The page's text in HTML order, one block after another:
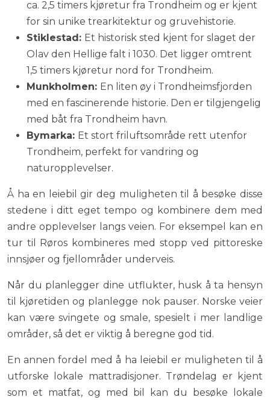
ca. 2,5 timers kjøretur fra Trondheim og er kjent
for sin unike trearkitektur og gruvehistorie.
Stiklestad: Et historisk sted kjent for slaget der
Olav den Hellige falt i 1030. Det ligger omtrent
1,5 timers kjøretur nord for Trondheim.
Munkholmen: En liten øy i Trondheimsfjorden
med en fascinerende historie. Den er tilgjengelig
med båt fra Trondheim havn.
Bymarka: Et stort friluftsområde rett utenfor
Trondheim, perfekt for vandring og
naturopplevelser.
Å ha en leiebil gir deg muligheten til å besøke disse
stedene i ditt eget tempo og kombinere dem med
andre opplevelser langs veien. For eksempel kan en
tur til Røros kombineres med stopp ved pittoreske
innsjøer og fjellområder underveis.
Når du planlegger dine utflukter, husk å ta hensyn
til kjøretiden og planlegge nok pauser. Norske veier
kan være svingete og smale, spesielt i mer landlige
områder, så det er viktig å beregne god tid.
En annen fordel med å ha leiebil er muligheten til å
utforske lokale mattradisjoner. Trøndelag er kjent
som et matfat, og med bil kan du besøke lokale